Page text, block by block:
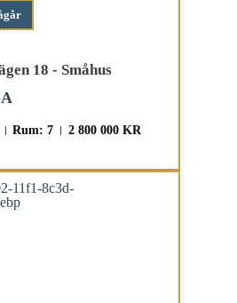
18 - Småhus
Rum: 7 2 800 000 KR